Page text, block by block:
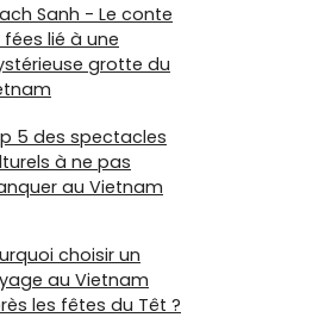
Sanh - Le conte
lié à une
grotte du
5 des spectacles
à ne pas
au Vietnam
choisir un
au Vietnam
les fêtes du Têt ?